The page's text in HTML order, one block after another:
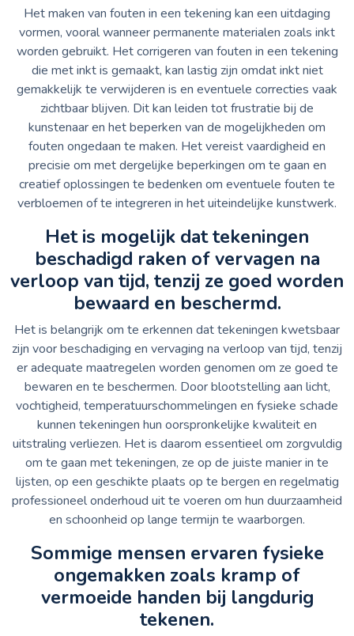
Het maken van fouten in een tekening kan een uitdaging
vormen, vooral wanneer permanente materialen zoals inkt
worden gebruikt. Het corrigeren van fouten in een tekening
die met inkt is gemaakt, kan lastig zijn omdat inkt niet
gemakkelijk te verwijderen is en eventuele correcties vaak
zichtbaar blijven. Dit kan leiden tot frustratie bij de
kunstenaar en het beperken van de mogelijkheden om
fouten ongedaan te maken. Het vereist vaardigheid en
precisie om met dergelijke beperkingen om te gaan en
creatief oplossingen te bedenken om eventuele fouten te
verbloemen of te integreren in het uiteindelijke kunstwerk.
Het is mogelijk dat tekeningen
beschadigd raken of vervagen na
verloop van tijd, tenzij ze goed worden
bewaard en beschermd.
Het is belangrijk om te erkennen dat tekeningen kwetsbaar
zijn voor beschadiging en vervaging na verloop van tijd, tenzij
er adequate maatregelen worden genomen om ze goed te
bewaren en te beschermen. Door blootstelling aan licht,
vochtigheid, temperatuurschommelingen en fysieke schade
kunnen tekeningen hun oorspronkelijke kwaliteit en
uitstraling verliezen. Het is daarom essentieel om zorgvuldig
om te gaan met tekeningen, ze op de juiste manier in te
lijsten, op een geschikte plaats op te bergen en regelmatig
professioneel onderhoud uit te voeren om hun duurzaamheid
en schoonheid op lange termijn te waarborgen.
Sommige mensen ervaren fysieke
ongemakken zoals kramp of
vermoeide handen bij langdurig
tekenen.